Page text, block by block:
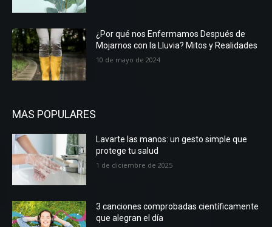
¿Por qué nos Enfermamos Después de
Mojarnos con la Lluvia? Mitos y Realidades
10 de mayo de 2024
MAS POPULARES
Lavarte las manos: un gesto simple que
protege tu salud
1 de diciembre de 2025
3 canciones comprobadas científicamente
que alegran el día